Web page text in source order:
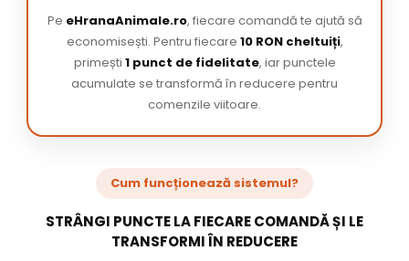
Pe eHranaAnimale.ro, fiecare comandă te ajută să
economisești. Pentru fiecare 10 RON cheltuiți,
primești 1 punct de fidelitate, iar punctele
acumulate se transformă în reducere pentru
comenzile viitoare.
Cum funcționează sistemul?
STRÂNGI PUNCTE LA FIECARE COMANDĂ ȘI LE
TRANSFORMI ÎN REDUCERE